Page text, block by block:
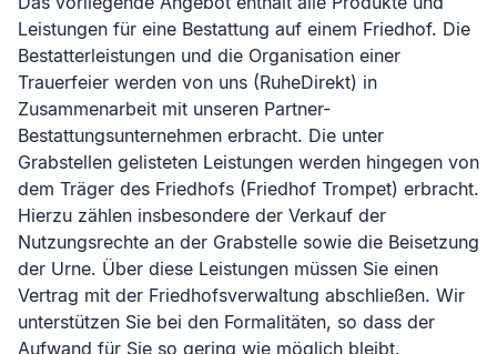
Leistungen für eine Bestattung auf einem Friedhof. Die
Bestatterleistungen und die Organisation einer
Trauerfeier werden von uns (RuheDirekt) in
Zusammenarbeit mit unseren Partner-
Bestattungsunternehmen erbracht. Die unter
Grabstellen gelisteten Leistungen werden hingegen von
dem Träger des Friedhofs (Friedhof Trompet) erbracht.
Hierzu zählen insbesondere der Verkauf der
Nutzungsrechte an der Grabstelle sowie die Beisetzung
der Urne. Über diese Leistungen müssen Sie einen
Vertrag mit der Friedhofsverwaltung abschließen. Wir
unterstützen Sie bei den Formalitäten, so dass der
Aufwand für Sie so gering wie möglich bleibt.